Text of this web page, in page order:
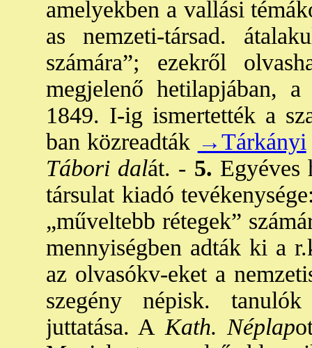
amelyekben a vallási
as nemzeti-társad.
számára”; ezekről
megjelenő hetilapjában,
1849. I-ig ismertették a
ban közreadták →Tárkányi
Tábori dalát. - 5. Egyéves
társulat kiadó
„műveltebb rétegek”
mennyiségben adták ki a
az olvasókv-eket a
szegény népisk.
juttatása. A Kath. Néplap